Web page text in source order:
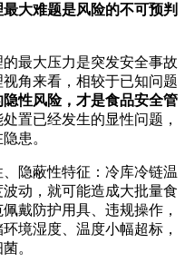
大难题是风险的不可预判
最大压力是突发安全事故
角来看，相较于已知问题
性风险，才是食品安全管
置已经发生的显性问题，
患。
隐蔽性特征：冷库冷链温
动，就可能造成大批量食
戴防护用具、违规操作，
境湿度、温度小幅超标，
。